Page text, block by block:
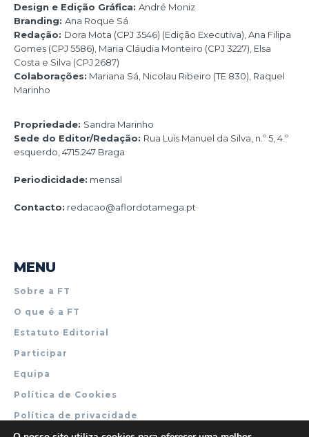
Design e Edição Gráfica: André Moniz
Branding: Ana Roque Sá
Redação: Dora Mota (CPJ 3546) (Edição Executiva), Ana Filipa
Gomes (CPJ 5586), Maria Cláudia Monteiro (CPJ 3227), Elsa
Costa e Silva (CPJ 2687)
Colaborações: Mariana Sá, Nicolau Ribeiro (TE 830), Raquel
Marinho
Propriedade: Sandra Marinho
Sede do Editor/Redação: Rua Luís Manuel da Silva, n.º 5, 4.º
esquerdo, 4715.247 Braga
Periodicidade: mensal
Contacto: redacao@aflordotamega.pt
MENU
Sobre a FT
O que é a FT
Estatuto Editorial
Participar
Equipa
Política de Cookies
Política de privacidade